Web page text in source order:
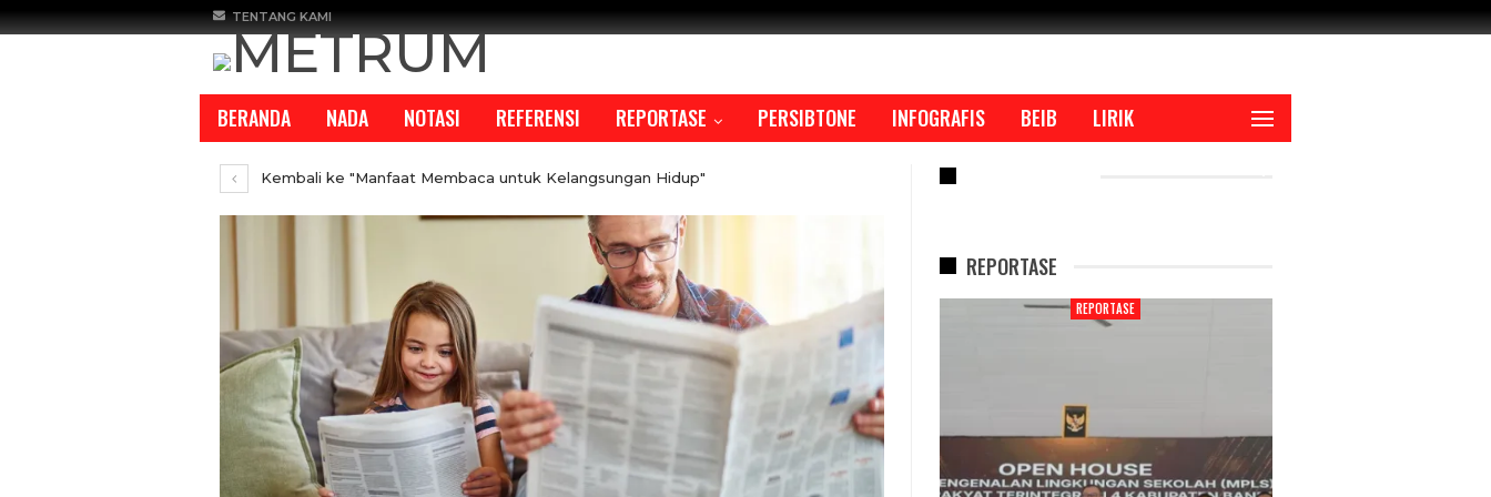
TENTANG KAMI
BERANDA NADA NOTASI REFERENSI REPORTASE PERSIBTONE INFOGRAFIS BEIB LIRIK
Kembali ke "Manfaat Membaca untuk Kelangsungan Hidup"
REPORTASE
REPORTASE REPORTASE REPORTASE